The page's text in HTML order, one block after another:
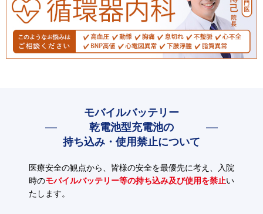
モバイルバッテリー
乾電池型充電池の
持ち込み・使用禁止について
医療安全の観点から、皆様の安全を最優先に考え、入院
時のモバイルバッテリー等の持ち込み及び使用を禁止い
たします。